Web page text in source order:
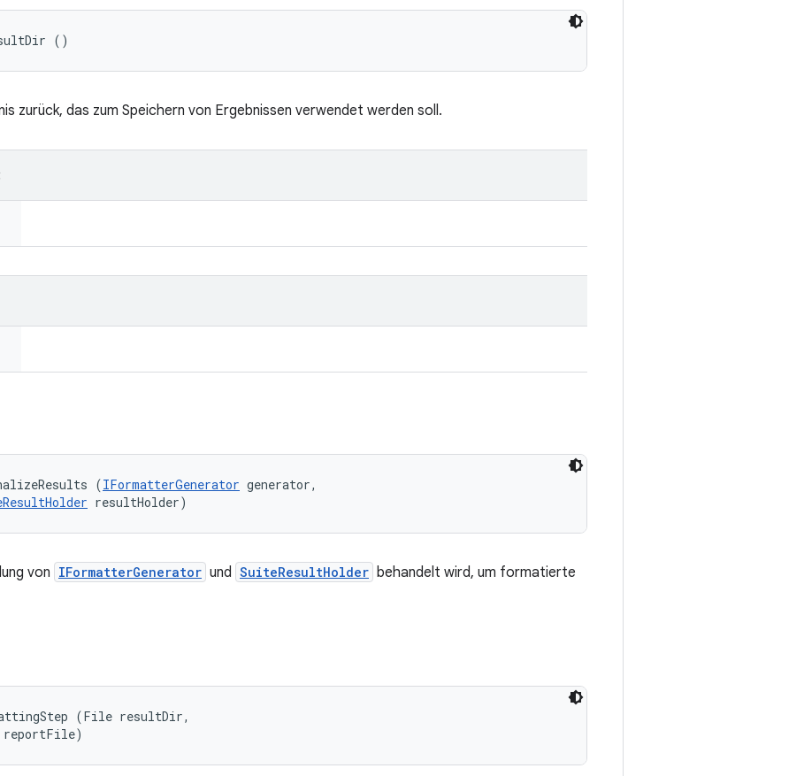
()
zurück, das zum Speichern von Ergebnissen verwendet werden soll.
(IFormatterGenerator generator,
resultHolder)
von IFormatterGenerator und SuiteResultHolder behandelt wird, um formatierte
(File resultDir,